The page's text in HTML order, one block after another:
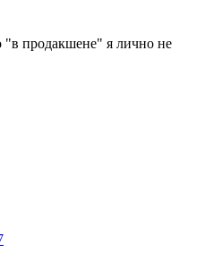
"в продакшене" я лично не